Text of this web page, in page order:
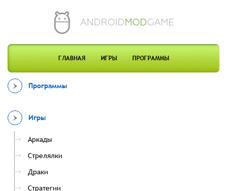
ANDROIDMODGAME
ГЛАВНАЯ ИГРЫ ПРОГРАММЫ
Программы
Игры
Аркады
Стрелялки
Драки
Стратегии